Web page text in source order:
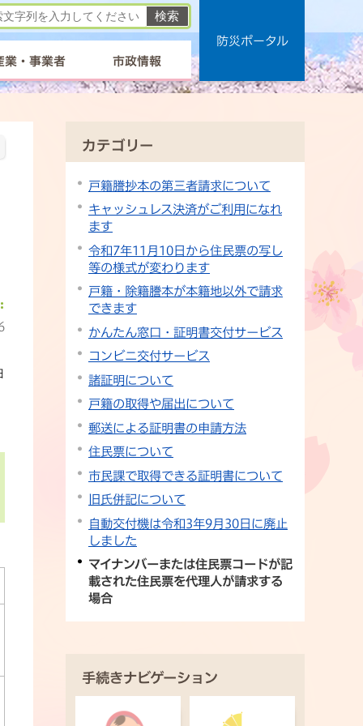
業・事業者 市政情報
防災ポータル
カテゴリー
戸籍謄抄本の第三者請求について
キャッシュレス決済がご利用になれ
ます
令和7年11月10日から住民票の写し
等の様式が変わります
戸籍・除籍謄本が本籍地以外で請求
できます
かんたん窓口・証明書交付サービス
コンビニ交付サービス
諸証明について
戸籍の取得や届出について
郵送による証明書の申請方法
住民票について
市民課で取得できる証明書について
旧氏併記について
自動交付機は令和3年9月30日に廃止
しました
マイナンバーまたは住民票コードが記
載された住民票を代理人が請求する
場合
手続きナビゲーション